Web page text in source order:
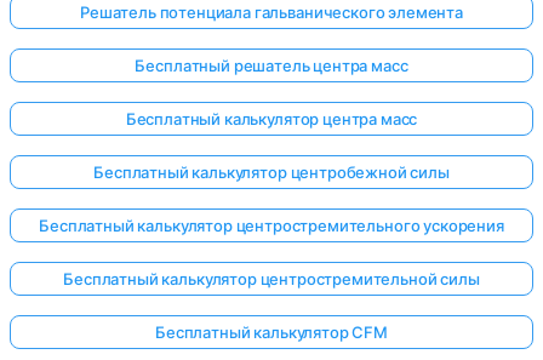
Решатель потенциала гальванического элемента
Бесплатный решатель центра масс
Бесплатный калькулятор центра масс
Бесплатный калькулятор центробежной силы
Бесплатный калькулятор центростремительного ускорения
Бесплатный калькулятор центростремительной силы
Бесплатный калькулятор CFM